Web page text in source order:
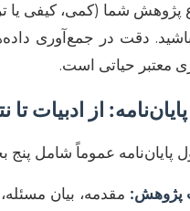
پژوهش شما (کمی، کیفی
پایان‌نامه عموماً شامل
پژوهش: مقدمه، بیان